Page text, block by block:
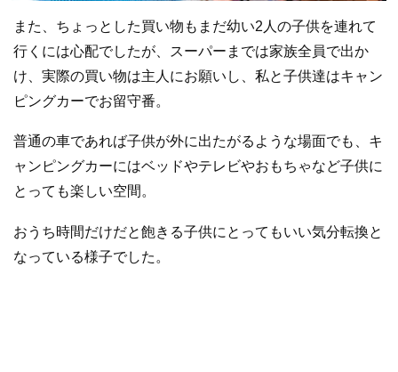
また、ちょっとした買い物もまだ幼い2人の子供を連れて
行くには心配でしたが、スーパーまでは家族全員で出か
け、実際の買い物は主人にお願いし、私と子供達はキャン
ピングカーでお留守番。
普通の車であれば子供が外に出たがるような場面でも、キ
ャンピングカーにはベッドやテレビやおもちゃなど子供に
とっても楽しい空間。
おうち時間だけだと飽きる子供にとってもいい気分転換と
なっている様子でした。